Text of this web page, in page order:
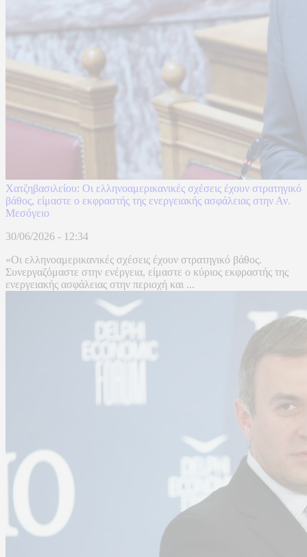
Χατζηβασιλείου: Οι ελληνοαμερικανικές σχέσεις έχουν στρατηγικό
βάθος, είμαστε ο εκφραστής της ενεργειακής ασφάλειας στην Αν.
Μεσόγειο
30/06/2026 - 12:34
«Οι ελληνοαμερικανικές σχέσεις έχουν στρατηγικό βάθος.
Συνεργαζόμαστε στην ενέργεια, είμαστε ο κύριος εκφραστής της
ενεργειακής ασφάλειας στην περιοχή και ...